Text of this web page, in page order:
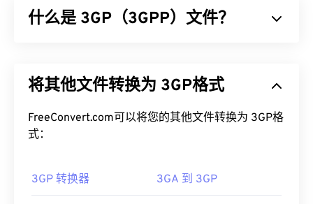
被较新的MPEG-1 音频层 II (MP2)、MPEG-1 音频层
文件的最佳选择，而且该播放器还具有跨平台运行的
优势。
Media Player
Awave Studio 、 Winamp
jetAudio。
什么是 3GP（3GPP）文件？
网络是全球移动通信系统 ( GSM ) 的标准。由于
网络上的手机通过高速无线连接捕获、保存、传送和
播放媒体。
如何打开 3GP 文件？
将其他文件转换为 3GP格式
FreeConvert.com可以将您的其他文件转换为 3GP格
式：
3GP 转换器 3GA 到 3GP